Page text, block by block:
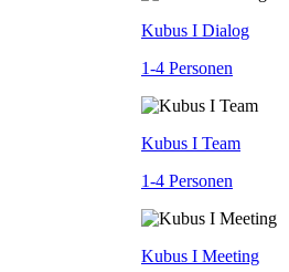
Kubus I Dialog
1-4 Personen
Kubus I Team
1-4 Personen
Kubus I Meeting